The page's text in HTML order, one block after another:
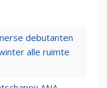
debutanten
alle ruimte